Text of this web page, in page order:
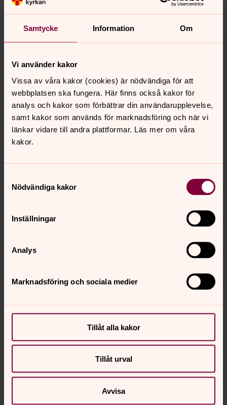
Samtycke Information Om
Vi använder kakor
Vissa av våra kakor (cookies) är nödvändiga för att
webbplatsen ska fungera. Här finns också kakor för
analys och kakor som förbättrar din användarupplevelse,
samt kakor som används för marknadsföring och när vi
länkar vidare till andra plattformar. Läs mer om våra
kakor.
Nödvändiga kakor
Inställningar
Analys
Marknadsföring och sociala medier
Tillåt alla kakor
Tillåt urval
Avvisa
#tillsammansimossan
Ett samarbetsprojekt under kulturåret 2026 i
Södertälje mellan.
ABF
Kulturcentrum, Hölö kyrksskola
Kulturåret 2026, Södertälje kommun
Svenska kyrkan Hölö-Mörkö församling
Södertälje kommun
Kontaktperson vävgruppen, Hölö-Mörkö församling
cecilia@langvallen.se